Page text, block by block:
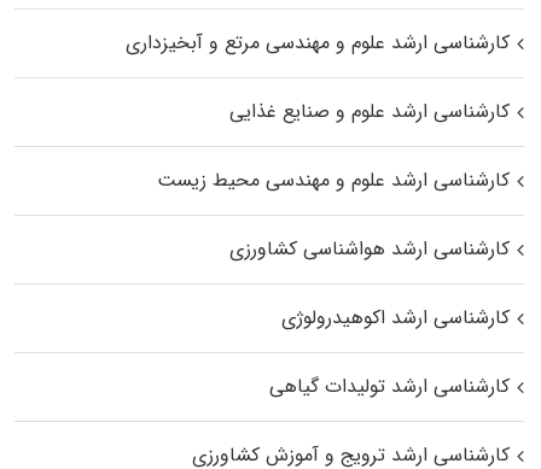
کارشناسی ارشد علوم و مهندسی مرتع و آبخیزداری
کارشناسی ارشد علوم و صنایع غذایی
کارشناسی ارشد علوم و مهندسی محیط زیست
کارشناسی ارشد هواشناسی کشاورزی
کارشناسی ارشد اکوهیدرولوژی
کارشناسی ارشد تولیدات گیاهی
کارشناسی ارشد ترویج و آموزش کشاورزی